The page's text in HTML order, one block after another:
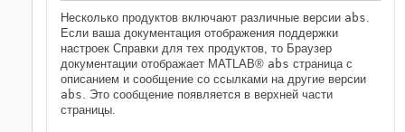
Несколько продуктов включают различные версии abs.
Если ваша документация отображения поддержки
настроек Справки для тех продуктов, то Браузер
документации отображает MATLAB® abs страница с
описанием и сообщение со ссылками на другие версии
abs. Это сообщение появляется в верхней части
страницы.